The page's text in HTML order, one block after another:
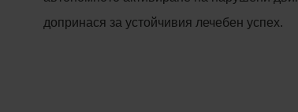
допринася за устойчивия лечебен успех.